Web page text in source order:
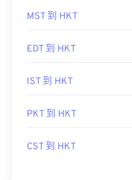
MST 到 HKT
EDT 到 HKT
IST 到 HKT
PKT 到 HKT
CST 到 HKT